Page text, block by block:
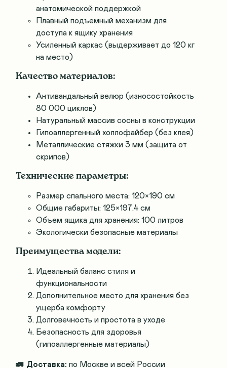
анатомической поддержкой
Плавный подъемный механизм для
доступа к ящику хранения
Усиленный каркас (выдерживает до 120 кг
на место)
Качество материалов:
Антивандальный велюр (износостойкость
80 000 циклов)
Натуральный массив сосны в конструкции
Гипоаллергенный холлофайбер (без клея)
Металлические стяжки 3 мм (защита от
скрипов)
Технические параметры:
Размер спального места: 120×190 см
Общие габариты: 125×197.4 см
Объем ящика для хранения: 100 литров
Экологически безопасные материалы
Преимущества модели:
Идеальный баланс стиля и
функциональности
Дополнительное место для хранения без
ущерба комфорту
Долговечность и простота в уходе
Безопасность для здоровья
(гипоаллергенные материалы)
🚛 Доставка: по Москве и всей России